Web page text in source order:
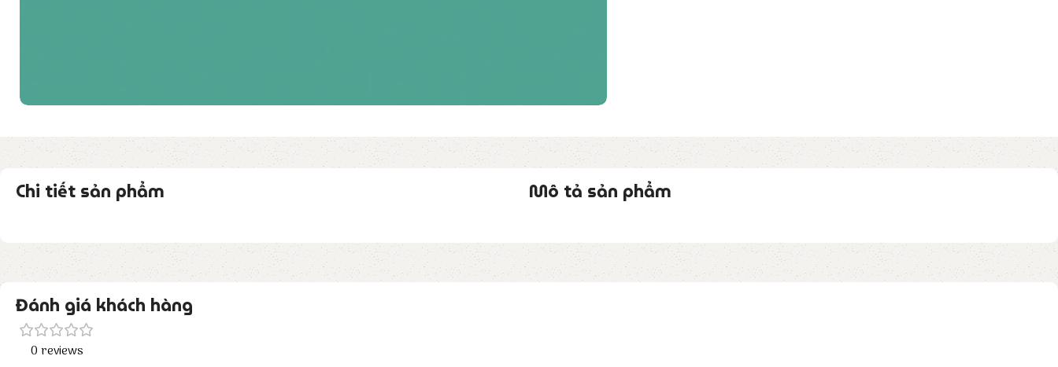
Chi tiết sản phẩm Mô tả sản phẩm
Đánh giá khách hàng
0 reviews